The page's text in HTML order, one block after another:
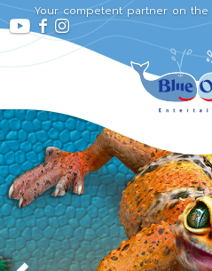
Your competent partner on